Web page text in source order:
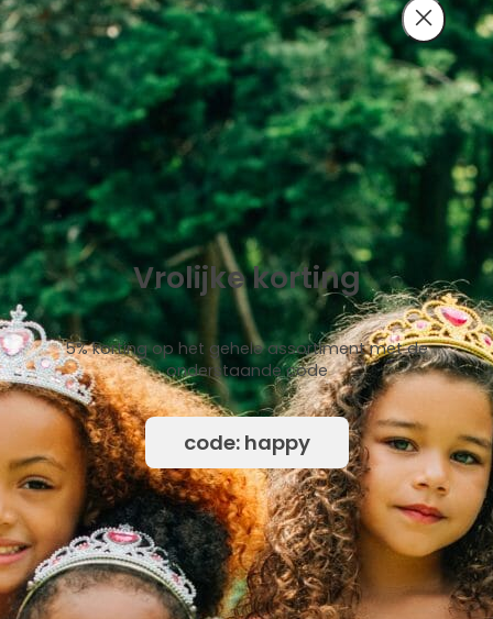
Vrolijke korting
5% korting op het gehele assortiment met de
onderstaande code
code: happy